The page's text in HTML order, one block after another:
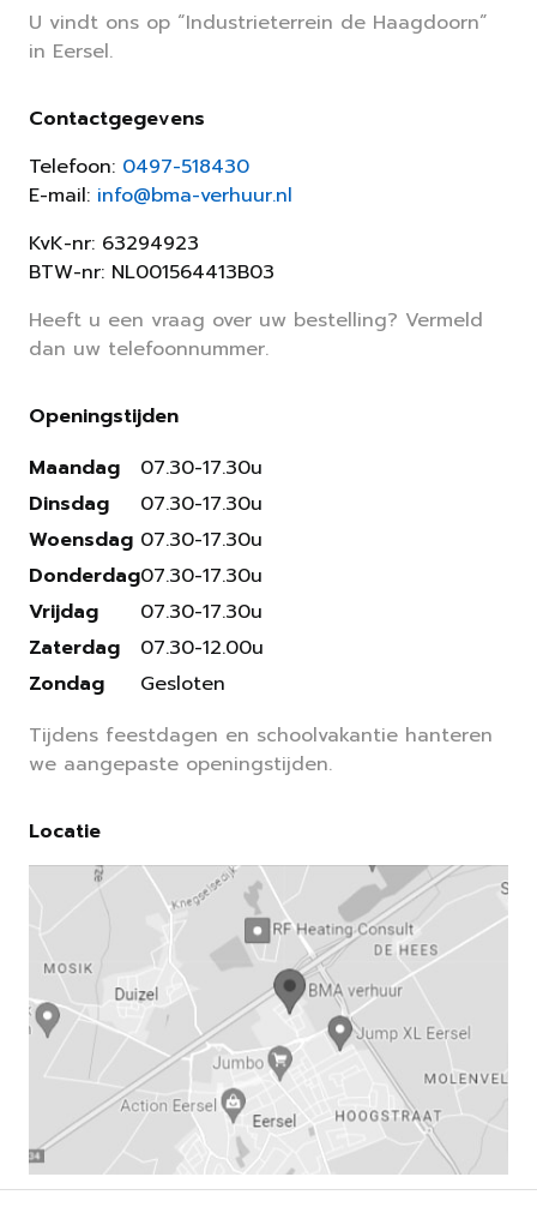
U vindt ons op “Industrieterrein de Haagdoorn”
in Eersel.
Contactgegevens
Telefoon: 0497-518430
E-mail: info@bma-verhuur.nl
KvK-nr: 63294923
BTW-nr: NL001564413B03
Heeft u een vraag over uw bestelling? Vermeld
dan uw telefoonnummer.
Openingstijden
Maandag
Dinsdag
Woensdag
Donderdag
Vrijdag
Zaterdag
Zondag
07.30-17.30u
07.30-17.30u
07.30-17.30u
07.30-17.30u
07.30-17.30u
07.30-12.00u
Gesloten
Tijdens feestdagen en schoolvakantie hanteren
we aangepaste openingstijden.
Locatie